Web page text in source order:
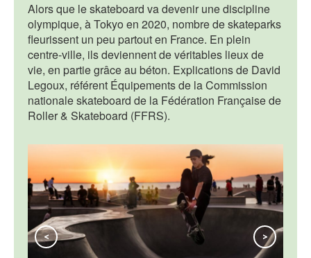
Alors que le skateboard va devenir une discipline
olympique, à Tokyo en 2020, nombre de skateparks
fleurissent un peu partout en France. En plein
centre-ville, ils deviennent de véritables lieux de
vie, en partie grâce au béton. Explications de David
Legoux, référent Équipements de la Commission
nationale skateboard de la Fédération Française de
Roller & Skateboard (FFRS).
< >